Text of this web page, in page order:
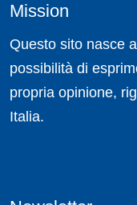
Mission
Questo sito nasce
possibilità di
propria opinione,
Italia.